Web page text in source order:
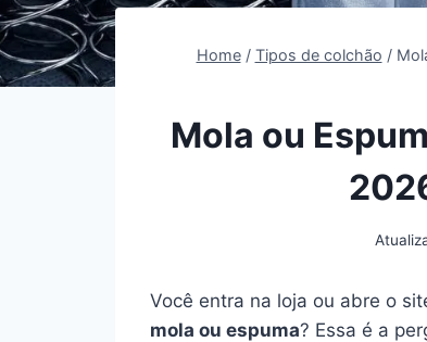
Home / Tipos de colchão /
Mola ou
Você entra na loja ou abre o
mola ou espuma? Essa é a